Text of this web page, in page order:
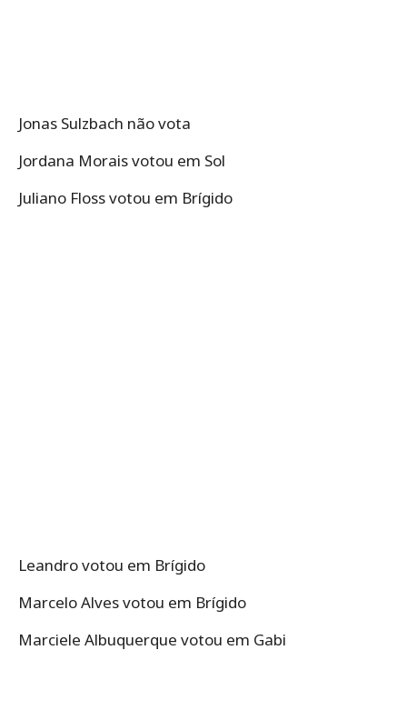
Jonas Sulzbach não vota
Jordana Morais votou em Sol
Juliano Floss votou em Brígido
Leandro votou em Brígido
Marcelo Alves votou em Brígido
Marciele Albuquerque votou em Gabi